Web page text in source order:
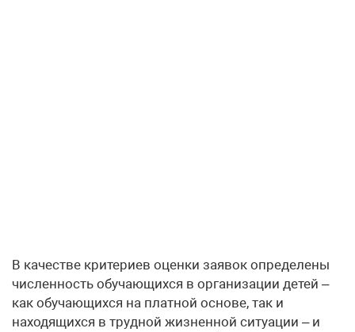
В качестве критериев оценки заявок определены
численность обучающихся в организации детей –
как обучающихся на платной основе, так и
находящихся в трудной жизненной ситуации – и